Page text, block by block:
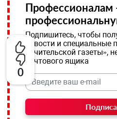
0
Профессионалам
Подпишитесь, чтобы
новости и специальные
«Учительской газеты»,
почтового ящика